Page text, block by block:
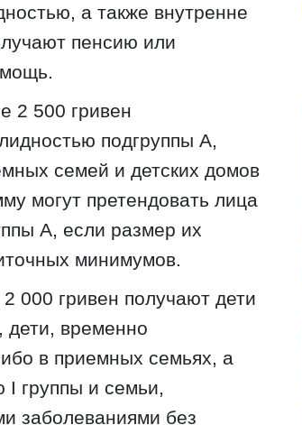
а также внутренне
пенсию или
2 500 гривен
подгруппы А,
семей и детских домов
могут претендовать лица
А, если размер их
минимумов.
000 гривен получают дети
дети, временно
в приемных семьях, а
группы и семьи,
заболеваниями без